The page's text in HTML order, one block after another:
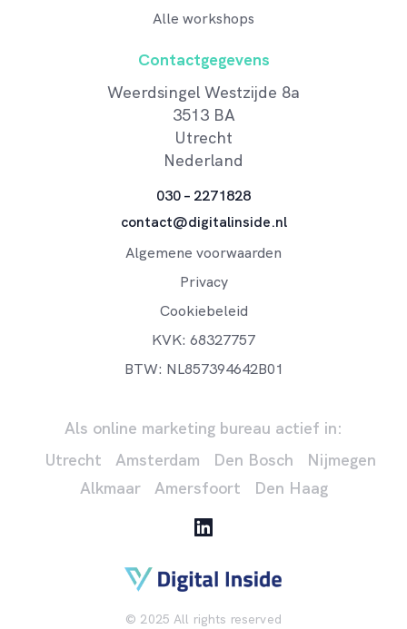
Alle workshops
Contactgegevens
Weerdsingel Westzijde 8a
3513 BA
Utrecht
Nederland
030 – 2271828
contact@digitalinside.nl
Algemene voorwaarden
Privacy
Cookiebeleid
KVK: 68327757
BTW: NL857394642B01
Als online marketing bureau actief in:
Utrecht
Amsterdam Den Bosch
Nijmegen
Alkmaar
Amersfoort Den Haag
© 2025 All rights reserved